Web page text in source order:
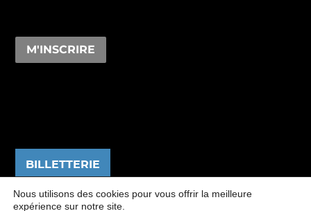
BILLETTERIE
Nous utilisons des cookies pour vous offrir la meilleure
expérience sur notre site.